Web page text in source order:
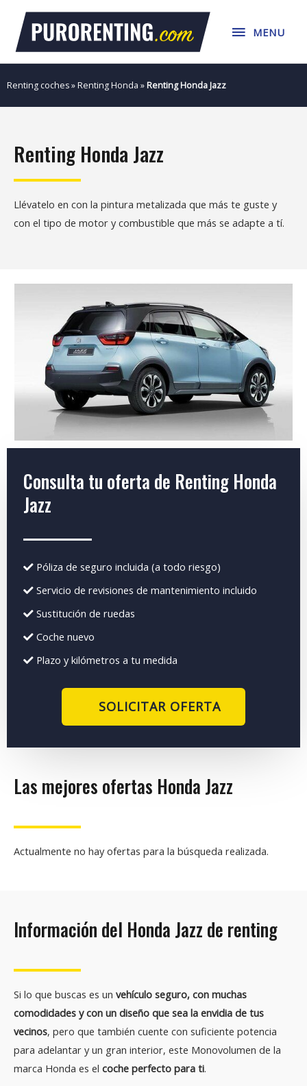
contenido
MENU
MENU
Renting coches»Renting Honda »Renting Honda Jazz
Renting Honda Jazz
Llévatelo en con la pintura metalizada que más te guste y
con el tipo de motor y combustible que más se adapte a tí.
Consulta tu oferta de Renting Honda
Jazz
Póliza de seguro incluida (a todo riesgo)
Servicio de revisiones de mantenimiento incluido
Sustitución de ruedas
Coche nuevo
Plazo y kilómetros a tu medida
SOLICITAR OFERTA
Las mejores ofertas Honda Jazz
Actualmente no hay ofertas para la búsqueda realizada.
Información del Honda Jazz de renting
Si lo que buscas es un vehículo seguro, con muchas
comodidades y con un diseño que sea la envidia de tus
vecinos, pero que también cuente con suficiente potencia
para adelantar y un gran interior, este Monovolumen de la
marca Honda es el coche perfecto para ti.